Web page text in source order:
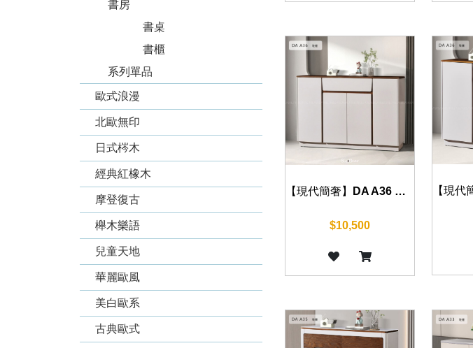
書房
書桌
書櫃
系列單品
歐式浪漫
北歐無印
日式梣木
經典紅橡木
摩登復古
櫸木樂語
兒童天地
華麗歐風
美白歐系
古典歐式
【現代簡奢】DA A36 鞋櫃 140cm
$10,500